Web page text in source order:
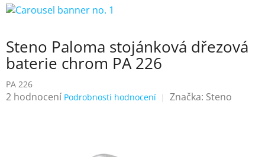
Steno Paloma stojánková dřezová
baterie chrom PA 226
PA 226
Průměrné
2 hodnocení Podrobnosti hodnocení Značka: Steno